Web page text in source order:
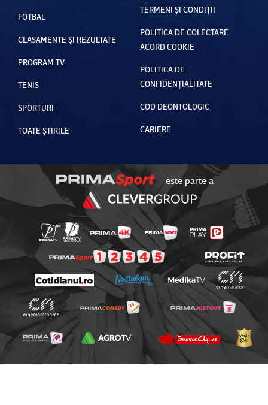
FOTBAL
CLASAMENTE ȘI REZULTATE
PROGRAM TV
TENIS
SPORTURI
TOATE ȘTIRILE
TERMENI ȘI CONDIȚII
POLITICA DE COLECTARE
ACORD COOKIE
POLITICA DE
CONFIDENȚIALITATE
COD DEONTOLOGIC
CARIERE
este parte a